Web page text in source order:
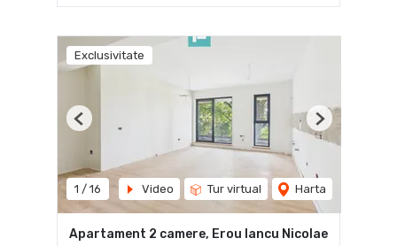
Exclusivitate
1 / 16 Video Tur virtual Harta
Previous Next
Apartament 2 camere, Erou Iancu Nicolae